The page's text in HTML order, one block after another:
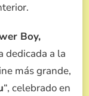
Boy,
dedicada a la
más grande,
“, celebrado en